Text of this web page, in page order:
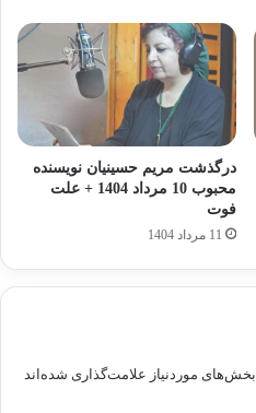
درگذشت مریم حسینیان نویسنده
محبوب 10 مرداد 1404 + علت
فوت
11 مرداد 1404
بخش‌های موردنیاز علامت‌گذاری شده‌اند